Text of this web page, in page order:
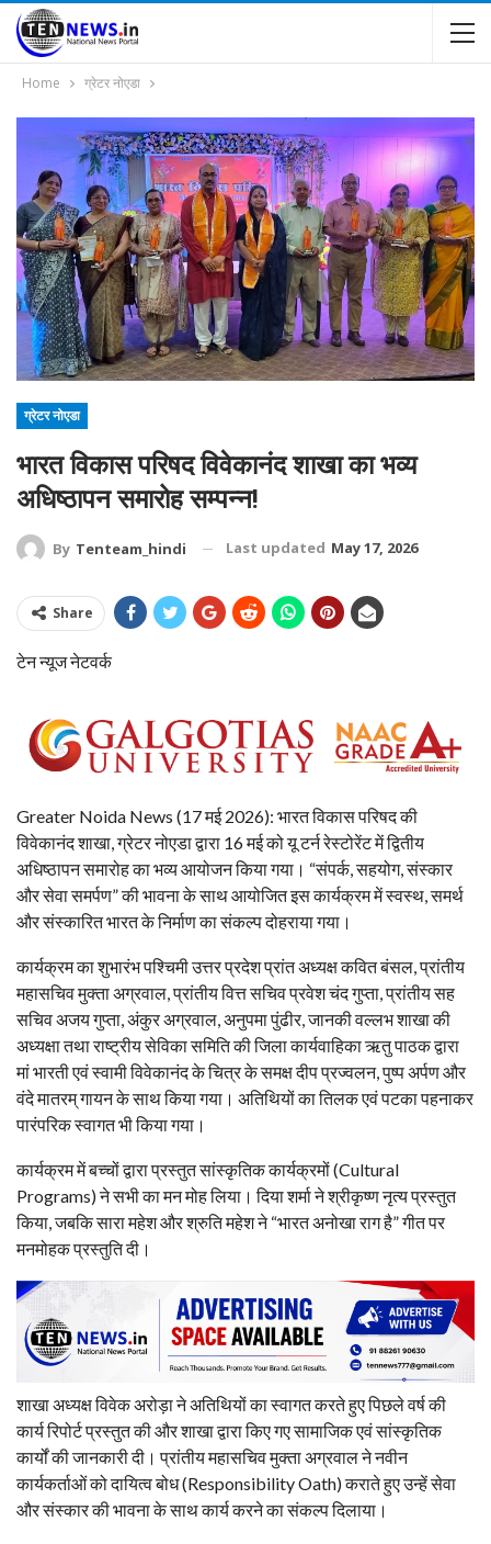
Home ग्रेटर नोएडा
ग्रेटर नोएडा
भारत विकास परिषद विवेकानंद शाखा का भव्य
अधिष्ठापन समारोह सम्पन्न!
By Tenteam_hindi Last updated May 17, 2026
Share
टेन न्यूज नेटवर्क
Greater Noida News (17 मई 2026): भारत विकास परिषद की
विवेकानंद शाखा, ग्रेटर नोएडा द्वारा 16 मई को यू टर्न रेस्टोरेंट में द्वितीय
अधिष्ठापन समारोह का भव्य आयोजन किया गया। “संपर्क, सहयोग, संस्कार
और सेवा समर्पण” की भावना के साथ आयोजित इस कार्यक्रम में स्वस्थ, समर्थ
और संस्कारित भारत के निर्माण का संकल्प दोहराया गया।
कार्यक्रम का शुभारंभ पश्चिमी उत्तर प्रदेश प्रांत अध्यक्ष कवित बंसल, प्रांतीय
महासचिव मुक्ता अग्रवाल, प्रांतीय वित्त सचिव प्रवेश चंद गुप्ता, प्रांतीय सह
सचिव अजय गुप्ता, अंकुर अग्रवाल, अनुपमा पुंढीर, जानकी वल्लभ शाखा की
अध्यक्षा तथा राष्ट्रीय सेविका समिति की जिला कार्यवाहिका ऋतु पाठक द्वारा
मां भारती एवं स्वामी विवेकानंद के चित्र के समक्ष दीप प्रज्वलन, पुष्प अर्पण और
वंदे मातरम् गायन के साथ किया गया। अतिथियों का तिलक एवं पटका पहनाकर
पारंपरिक स्वागत भी किया गया।
कार्यक्रम में बच्चों द्वारा प्रस्तुत सांस्कृतिक कार्यक्रमों (Cultural
Programs) ने सभी का मन मोह लिया। दिया शर्मा ने श्रीकृष्ण नृत्य प्रस्तुत
किया, जबकि सारा महेश और श्रुति महेश ने “भारत अनोखा राग है” गीत पर
मनमोहक प्रस्तुति दी।
शाखा अध्यक्ष विवेक अरोड़ा ने अतिथियों का स्वागत करते हुए पिछले वर्ष की
कार्य रिपोर्ट प्रस्तुत की और शाखा द्वारा किए गए सामाजिक एवं सांस्कृतिक
कार्यों की जानकारी दी। प्रांतीय महासचिव मुक्ता अग्रवाल ने नवीन
कार्यकर्ताओं को दायित्व बोध (Responsibility Oath) कराते हुए उन्हें सेवा
और संस्कार की भावना के साथ कार्य करने का संकल्प दिलाया।